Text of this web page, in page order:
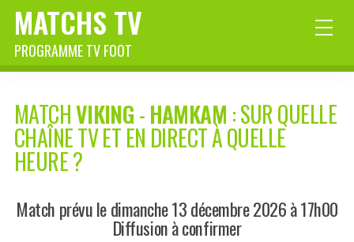
MATCHS TV
PROGRAMME TV FOOT
MATCHVIKING-HAMKAM : SUR QUELLE
CHAÎNE TV ET EN DIRECT À QUELLE
HEURE ?
Match prévu le dimanche 13 décembre 2026 à 17h00
Diffusion à confirmer